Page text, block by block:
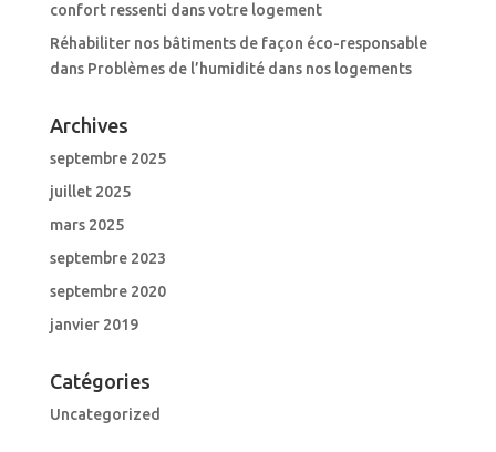
confort ressenti dans votre logement
Réhabiliter nos bâtiments de façon éco-responsable
dans Problèmes de l’humidité dans nos logements
Archives
septembre 2025
juillet 2025
mars 2025
septembre 2023
septembre 2020
janvier 2019
Catégories
Uncategorized